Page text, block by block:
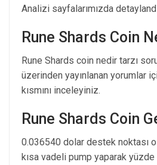
Analizi sayfalarımızda
Rune Shards Coin
Rune Shards coin nedir tarzı
üzerinden yayınlanan yorumlar
kısmını inceleyiniz.
Rune Shards Coin
0.036540 dolar destek noktası
kısa vadeli pump yaparak